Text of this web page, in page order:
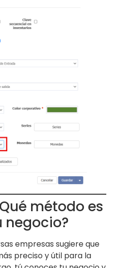
método es
negocio?
empresas sugiere que
preciso y útil para la